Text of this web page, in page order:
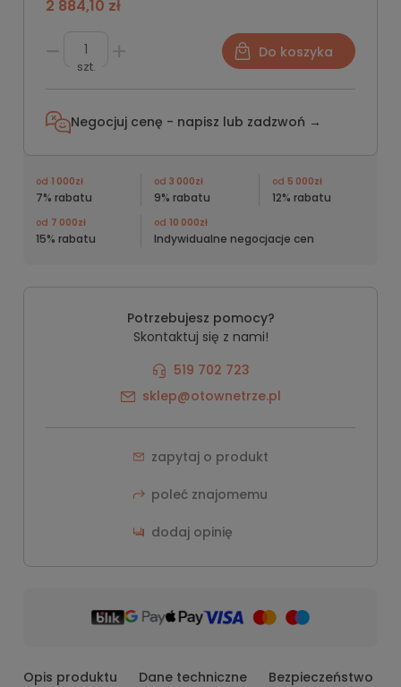
2 884,10 zł
szt.
Do koszyka
Negocjuj cenę - napisz lub zadzwoń →
od 1 000zł
7% rabatu
od 3 000zł
9% rabatu
od 5 000zł
12% rabatu
od 7 000zł
15% rabatu
od 10 000zł
Indywidualne negocjacje cen
Potrzebujesz pomocy?
Skontaktuj się z nami!
519 702 723
sklep@otownetrze.pl
zapytaj o produkt
poleć znajomemu
dodaj opinię
Opis produktu Dane techniczne Bezpieczeństwo